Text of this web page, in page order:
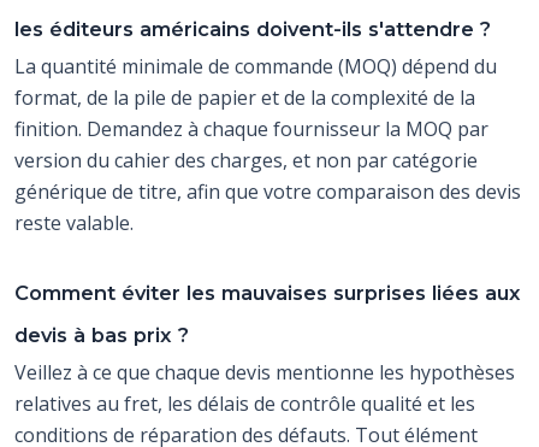
les éditeurs américains doivent-ils s'attendre ?
La quantité minimale de commande (MOQ) dépend du
format, de la pile de papier et de la complexité de la
finition. Demandez à chaque fournisseur la MOQ par
version du cahier des charges, et non par catégorie
générique de titre, afin que votre comparaison des devis
reste valable.
Comment éviter les mauvaises surprises liées aux
devis à bas prix ?
Veillez à ce que chaque devis mentionne les hypothèses
relatives au fret, les délais de contrôle qualité et les
conditions de réparation des défauts. Tout élément